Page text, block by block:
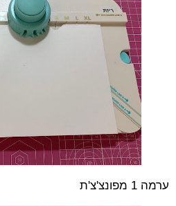
ערמה 1 מפונצ'צ'ת